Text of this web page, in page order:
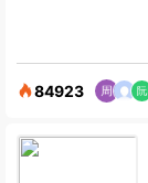
84923